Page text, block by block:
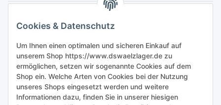
Cookies & Datenschutz
Um Ihnen einen optimalen und sicheren Einkauf auf
unserem Shop https://www.dswaelzlager.de zu
ermöglichen, setzen wir sogenannte Cookies auf dem
Shop ein. Welche Arten von Cookies bei der Nutzung
unseres Shops eingesetzt werden und weitere
Informationen dazu, finden Sie in unserer hiesigen